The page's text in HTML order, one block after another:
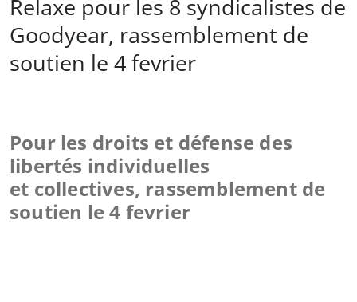
Relaxe pour les 8 syndicalistes de
Goodyear, rassemblement de
soutien le 4 fevrier
Pour les droits et défense des
libertés individuelles
et collectives, rassemblement de
soutien le 4 fevrier